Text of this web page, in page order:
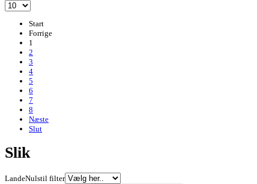
Start
Forrige
1
2
3
4
5
6
7
8
Næste
Slut
Slik
LandeNulstil filter